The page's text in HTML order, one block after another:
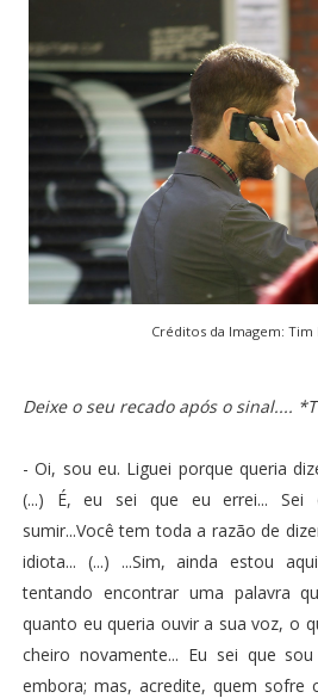
Créditos da Imagem:Tim
Deixe o seu recado após o sinal....
- Oi, sou eu. Liguei porque queria
(...) É, eu sei que eu errei... Sei
sumir...Você tem toda a razão de
idiota... (...) ...Sim, ainda estou
tentando encontrar uma palavra
quanto eu queria ouvir a sua voz, o
cheiro novamente... Eu sei que
embora; mas, acredite, quem sofre